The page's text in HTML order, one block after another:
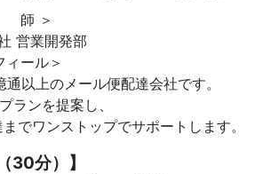
師 ＞
営業開発部
ィール＞
以上のメール便配達会社です。
ランを提案し、
でワンストップでサポートします。
30分）】